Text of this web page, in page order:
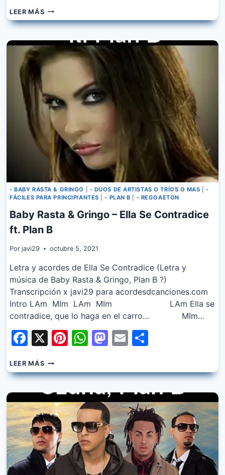
LEER MÁSYAVIAH
–
YO
UNA
GATA
FT.
- BABY RASTA & GRINGO - DÚOS DE ARTISTAS O TRÍOS O MAS |-
FÁCILES PARA PRINCIPIANTES |- PLAN B - REGGAETON
Baby Rasta & Gringo – Ella Se Contradice
ft. Plan B
Por javi29 octubre 5, 2021
Letra y acordes de Ella Se Contradice (Letra y
música de Baby Rasta & Gringo, Plan B ?)
Transcripción x javi29 para acordesdcanciones.com
Intro LAm MIm LAm MIm LAm Ella se
contradice, que lo haga en el carro… MIm…
Facebook
X Pinterest
WhatsApp
Mastodon
Email
LEER MÁSBABY
RASTA
&
ELLA
SE
CONTRADICE
FT.
PLAN
B